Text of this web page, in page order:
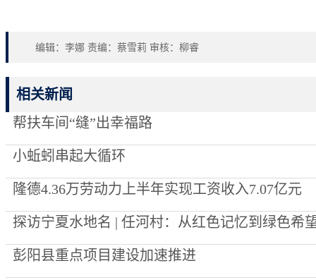
编辑：李娜 责编：蔡雪莉 审核：柳睿
相关新闻
帮扶车间“缝”出幸福路
小蚯蚓串起大循环
隆德4.36万劳动力上半年实现工资收入7.07亿元
探访宁夏水地名 | 任河村：从红色记忆到绿色希
彭阳县重点项目建设加速推进